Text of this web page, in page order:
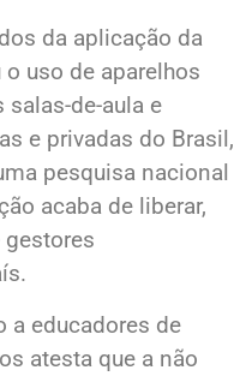
da aplicação da
uso de aparelhos
de-aula e
e privadas do Brasil,
pesquisa nacional
acaba de liberar,
a educadores de
atesta que a não